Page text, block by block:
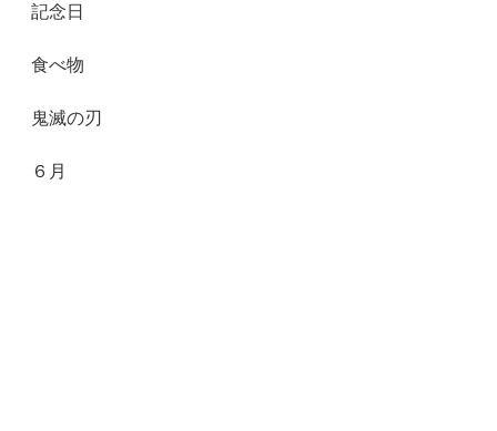
記念日
食べ物
鬼滅の刃
６月